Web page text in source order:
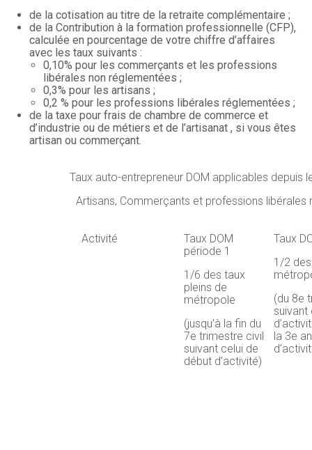
de la cotisation au titre de la retraite complémentaire ;
de la Contribution à la formation professionnelle (CFP),
calculée en pourcentage de votre chiffre d’affaires
avec les taux suivants :
0,10% pour les commerçants et les professions
libérales non réglementées ;
0,3% pour les artisans ;
0,2 % pour les professions libérales réglementées ;
de la taxe pour frais de chambre de commerce et
d’industrie ou de métiers et de l’artisanat , si vous êtes
artisan ou commerçant.
Taux auto-entrepreneur DOM applicables depuis
Artisans, Commerçants et professions libérales
Activité
Taux DOM
période 1
1/6 des taux
pleins de
métropole
(jusqu’à la fin du
7e trimestre civil
suivant celui de
début d’activité)
Taux
1/2
(du 8e
suivant
la 3e